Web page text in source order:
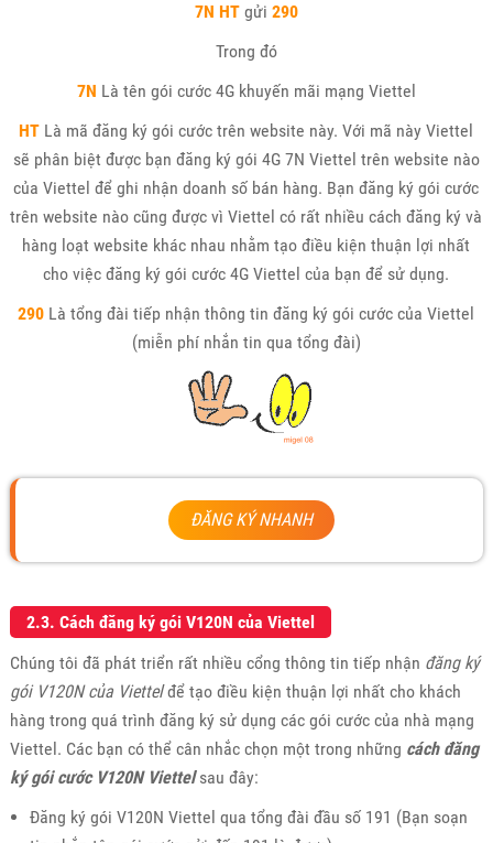
7N HTgửi 290
Trong đó
7N Là tên gói cước 4G khuyến mãi mạng Viettel
HT Là mã đăng ký gói cước trên website này. Với mã này Viettel
sẽ phân biệt được bạn đăng ký gói 4G 7N Viettel trên website nào
của Viettel để ghi nhận doanh số bán hàng. Bạn đăng ký gói cước
trên website nào cũng được vì Viettel có rất nhiều cách đăng ký và
hàng loạt website khác nhau nhằm tạo điều kiện thuận lợi nhất
cho việc đăng ký gói cước 4G Viettel của bạn để sử dụng.
290 Là tổng đài tiếp nhận thông tin đăng ký gói cước của Viettel
(miễn phí nhắn tin qua tổng đài)
ĐĂNG KÝ NHANH
2.3. Cách đăng ký gói V120N của Viettel
Chúng tôi đã phát triển rất nhiều cổng thông tin tiếp nhận đăng ký
gói V120N của Viettelđể tạo điều kiện thuận lợi nhất cho khách
hàng trong quá trình đăng ký sử dụng các gói cước của nhà mạng
Viettel. Các bạn có thể cân nhắc chọn một trong những cách đăng
ký gói cước V120N Viettelsau đây:
Đăng ký gói V120N Viettel qua tổng đài đầu số 191 (Bạn soạn